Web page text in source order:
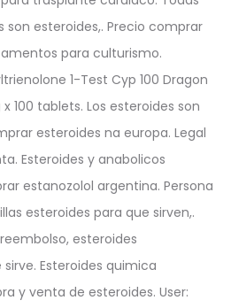
son esteroides,. Precio comprar
para culturismo.
1-Test Cyp 100 Dragon
100 tablets. Los esteroides son
esteroides na europa. Legal
Esteroides y anabolicos
estanozolol argentina. Persona
esteroides para que sirven,.
esteroides
Esteroides quimica
y venta de esteroides. User: